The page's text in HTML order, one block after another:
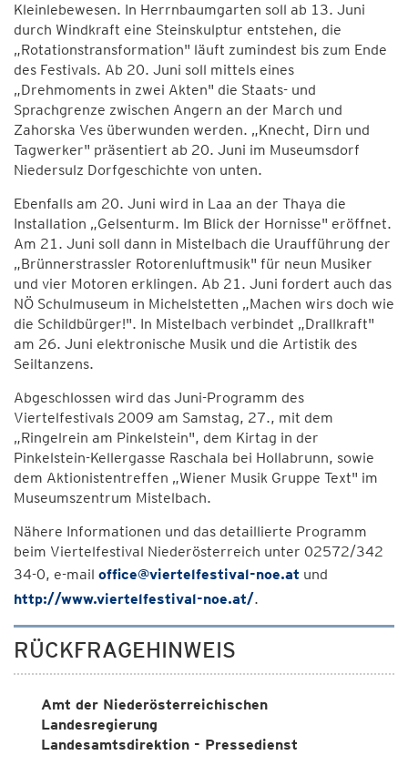
Kleinlebewesen. In Herrnbaumgarten soll ab 13. Juni
durch Windkraft eine Steinskulptur entstehen, die
„Rotationstransformation" läuft zumindest bis zum Ende
des Festivals. Ab 20. Juni soll mittels eines
„Drehmoments in zwei Akten" die Staats- und
Sprachgrenze zwischen Angern an der March und
Zahorska Ves überwunden werden. „Knecht, Dirn und
Tagwerker" präsentiert ab 20. Juni im Museumsdorf
Niedersulz Dorfgeschichte von unten.
Ebenfalls am 20. Juni wird in Laa an der Thaya die
Installation „Gelsenturm. Im Blick der Hornisse" eröffnet.
Am 21. Juni soll dann in Mistelbach die Uraufführung der
„Brünnerstrassler Rotorenluftmusik" für neun Musiker
und vier Motoren erklingen. Ab 21. Juni fordert auch das
NÖ Schulmuseum in Michelstetten „Machen wirs doch wie
die Schildbürger!". In Mistelbach verbindet „Drallkraft"
am 26. Juni elektronische Musik und die Artistik des
Seiltanzens.
Abgeschlossen wird das Juni-Programm des
Viertelfestivals 2009 am Samstag, 27., mit dem
„Ringelrein am Pinkelstein", dem Kirtag in der
Pinkelstein-Kellergasse Raschala bei Hollabrunn, sowie
dem Aktionistentreffen „Wiener Musik Gruppe Text" im
Museumszentrum Mistelbach.
Nähere Informationen und das detaillierte Programm
beim Viertelfestival Niederösterreich unter 02572/342
34-0, e-mail office@viertelfestival-noe.at und
http://www.viertelfestival-noe.at/.
RÜCKFRAGEHINWEIS
Amt der Niederösterreichischen
Landesregierung
Landesamtsdirektion - Pressedienst